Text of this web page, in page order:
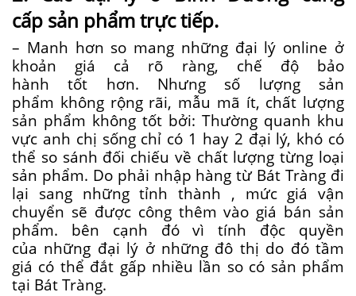
cấp sản phẩm trực tiếp.
– Manh hơn so mang những đại lý online ở
khoản giá cả rõ ràng, chế độ bảo
hànhtốt hơn. Nhưng số lượng sản
phẩm không rộng rãi, mẫu mã ít, chất lượng
sản phẩm không tốt bởi: Thường quanh khu
vực anh chị sống chỉ có 1 hay 2 đại lý, khó có
thể so sánh đối chiếu về chất lượng từng loại
sản phẩm. Do phải nhập hàngtừBát Tràng đi
lại sang những tỉnh thành , mức giá vận
chuyển sẽ được công thêm vào giá bán sản
phẩm. bên cạnh đóvì tính độc quyền
của những đại lý ở những đô thị do đótầm
giá có thể đắt gấp nhiều lần so có sản phẩm
tại Bát Tràng.